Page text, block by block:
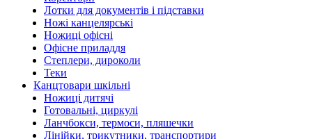
Лотки для документів і підставки
Ножі канцелярські
Ножиці офісні
Офісне приладдя
Степлери, дироколи
Теки
Канцтовари шкільні
Ножиці дитячі
Готовальні, циркулі
Ланчбокси, термоси, пляшечки
Лінійки, трикутники, транспортири